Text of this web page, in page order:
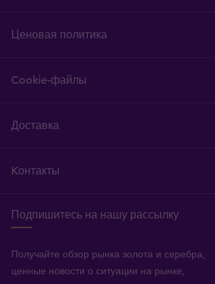
Ценовая политика
Cookie-файлы
Доставка
Kонтакты
Подпишитесь на нашу рассылку
Получайте обзор рынка золота и серебра,
ценные новости о ситуации на рынке,